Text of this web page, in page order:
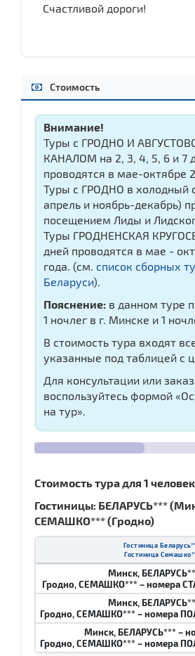
Счастливой дороги!
Стоимость
Внимание!
Туры с ГРОДНО И
КАНАЛОМ на 2, 3, 4, 5, 6 и 7
проводятся в мае-октябре
Туры с ГРОДНО в холодный
апрель и ноябрь-декабрь)
посещением Лиды и
Туры ГРОДНЕНСКАЯ
дней проводятся в мае -
года. (см. список сборных
Беларуси).
Пояснение: в данном туре
1 ночлег в г. Минске и 1
В стоимость тура входят
указанные под таблицей с
Для консультации или
воспользуйтесь формой
на тур».
Стоимость тура для 1
Гостиницы: БЕЛАРУСЬ***
СЕМАШКО*** (Гродно)
Гостиница Беларусь
Гостиница Семашко
Минск,
Гродно, СЕМАШКО*** – номера
Минск,
Гродно, СЕМАШКО*** – номера
Минск, БЕЛАРУСЬ*** –
Гродно, СЕМАШКО*** – номера